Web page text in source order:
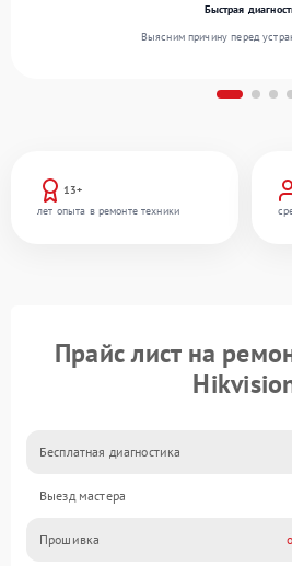
13+
лет опыта в ремонте техники
Быстрая
Выясним причину перед
Прайс лист на
Бесплатная диагностика
Выезд мастера
Прошивка